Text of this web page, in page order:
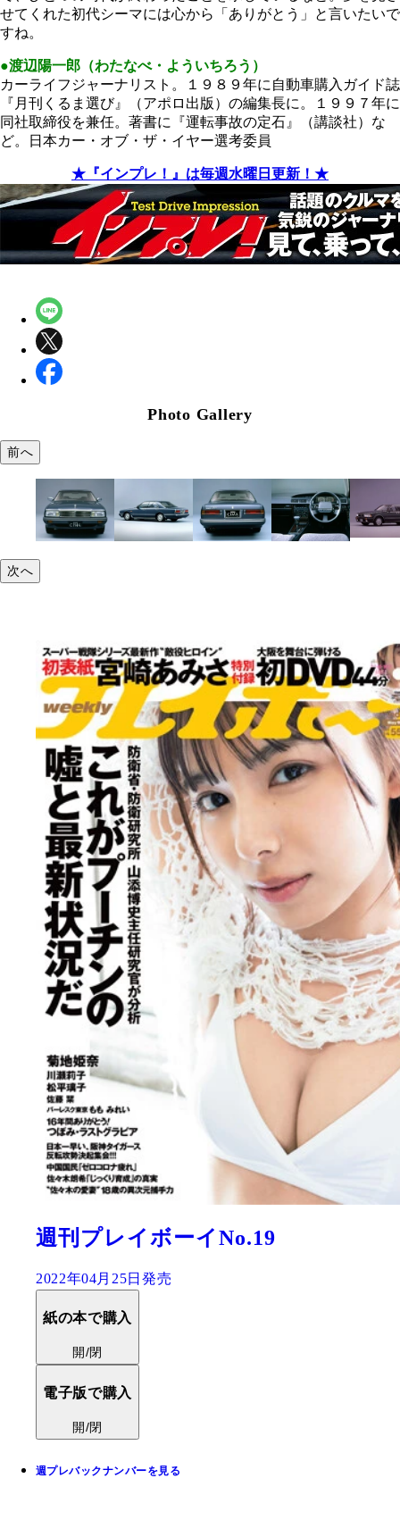
せてくれた初代シーマには心から「ありがとう」と言いたいで
すね。
●渡辺陽一郎（わたなべ・よういちろう）
カーライフジャーナリスト。１９８９年に自動車購入ガイド誌
『月刊くるま選び』（アポロ出版）の編集長に。１９９７年に
同社取締役を兼任。著書に『運転事故の定石』（講談社）な
ど。日本カー・オブ・ザ・イヤー選考委員
★『インプレ！』は毎週水曜日更新！★
Photo Gallery
前へ
次へ
週刊プレイボーイNo.19
2022年04月25日発売
紙の本で購入
開/閉
電子版で購入
開/閉
週プレバックナンバーを見る